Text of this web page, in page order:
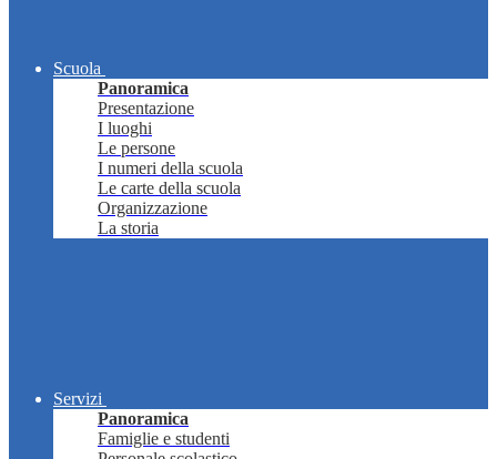
Scuola
Panoramica
Presentazione
I luoghi
Le persone
I numeri della scuola
Le carte della scuola
Organizzazione
La storia
Servizi
Panoramica
Famiglie e studenti